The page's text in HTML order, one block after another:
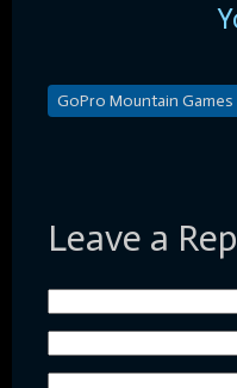
GoPro Mountain Games
Leave a